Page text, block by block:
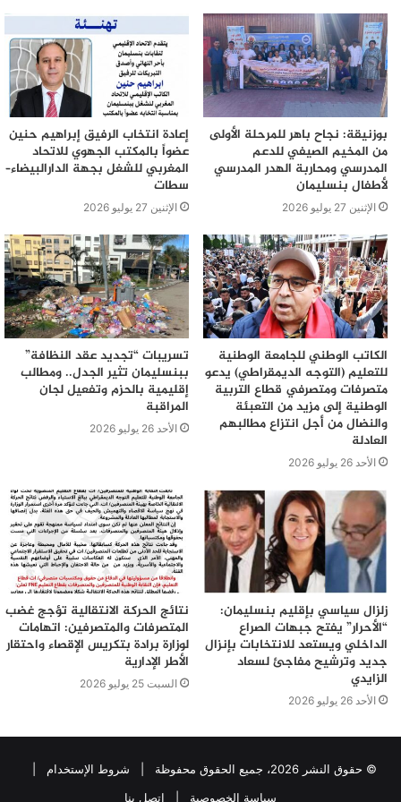
بوزنيقة: نجاح باهر للمرحلة الأولى
من المخيم الصيفي للدعم
المدرسي ومحاربة الهدر المدرسي
لأطفال بنسليمان
الإثنين 27 يوليو 2026
إعادة انتخاب الرفيق إبراهيم حنين
عضواً بالمكتب الجهوي للاتحاد
المغربي للشغل بجهة الدارالبيضاء–
سطات
الإثنين 27 يوليو 2026
الكاتب الوطني للجامعة الوطنية
للتعليم (التوجه الديمقراطي) يدعو
متصرفات ومتصرفي قطاع التربية
الوطنية إلى مزيد من التعبئة
والنضال من أجل انتزاع مطالبهم
العادلة
الأحد 26 يوليو 2026
تسريبات “تجديد عقد النظافة”
ببنسليمان تثير الجدل.. ومطالب
إقليمية بالحزم وتفعيل لجان
المراقبة
الأحد 26 يوليو 2026
زلزال سياسي بإقليم بنسليمان:
“الأحرار” يفتح جبهات الصراع
الداخلي ويستعد للانتخابات بإنزال
جديد وترشيح مفاجئ لسعاد
الزايدي
الأحد 26 يوليو 2026
نتائج الحركة الانتقالية تؤجج غضب
المتصرفات والمتصرفين: اتهامات
لوزارة برادة بتكريس الإقصاء واحتقار
الأطر الإدارية
السبت 25 يوليو 2026
© حقوق النشر 2026، جميع الحقوق محفوظة | شروط الإستخدام
سياسة الخصوصية
اتصل بنا